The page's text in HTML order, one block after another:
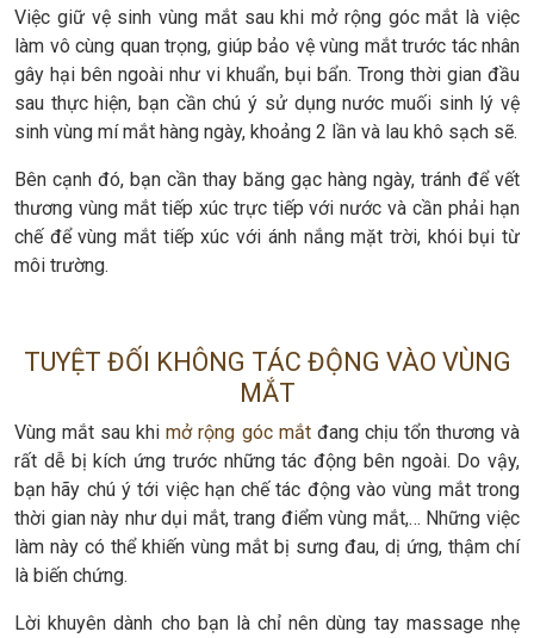
Việc giữ vệ sinh vùng mắt sau khi mở rộng góc mắt là việc
làm vô cùng quan trọng, giúp bảo vệ vùng mắt trước tác nhân
gây hại bên ngoài như vi khuẩn, bụi bẩn. Trong thời gian đầu
sau thực hiện, bạn cần chú ý sử dụng nước muối sinh lý vệ
sinh vùng mí mắt hàng ngày, khoảng 2 lần và lau khô sạch sẽ.
Bên cạnh đó, bạn cần thay băng gạc hàng ngày, tránh để vết
thương vùng mắt tiếp xúc trực tiếp với nước và cần phải hạn
chế để vùng mắt tiếp xúc với ánh nắng mặt trời, khói bụi từ
môi trường.
TUYỆT ĐỐI KHÔNG TÁC ĐỘNG VÀO VÙNG
MẮT
Vùng mắt sau khimở rộng góc mắtđang chịu tổn thương và
rất dễ bị kích ứng trước những tác động bên ngoài. Do vậy,
bạn hãy chú ý tới việc hạn chế tác động vào vùng mắt trong
thời gian này như dụi mắt, trang điểm vùng mắt,… Những việc
làm này có thể khiến vùng mắt bị sưng đau, dị ứng, thậm chí
là biến chứng.
Lời khuyên dành cho bạn là chỉ nên dùng tay massage nhẹ